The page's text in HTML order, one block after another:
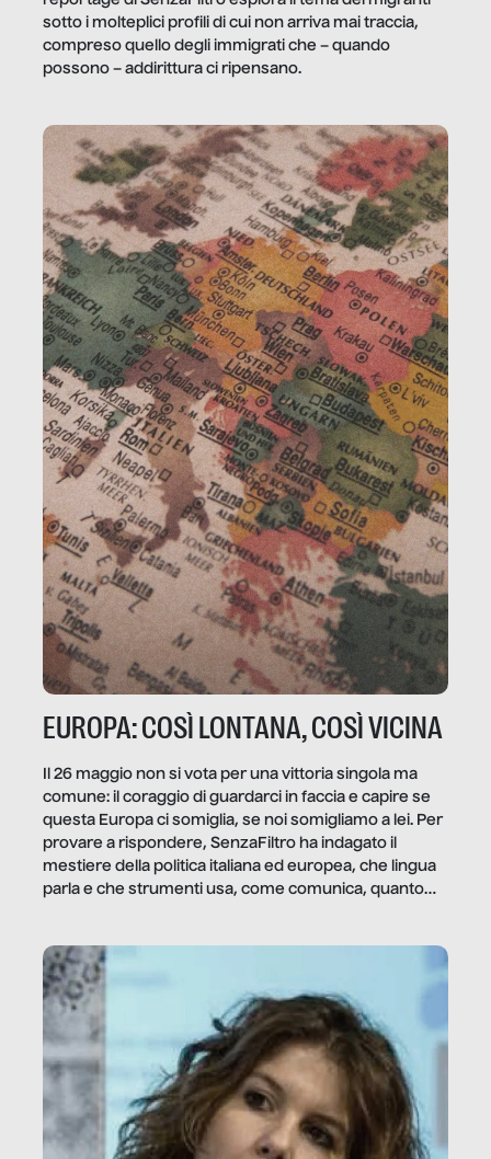
sotto i molteplici profili di cui non arriva mai traccia,
compreso quello degli immigrati che – quando
possono – addirittura ci ripensano.
EUROPA: COSÌ LONTANA, COSÌ VICINA
Il 26 maggio non si vota per una vittoria singola ma
comune: il coraggio di guardarci in faccia e capire se
questa Europa ci somiglia, se noi somigliamo a lei. Per
provare a rispondere, SenzaFiltro ha indagato il
mestiere della politica italiana ed europea, che lingua
parla e che strumenti usa, come comunica, quanto